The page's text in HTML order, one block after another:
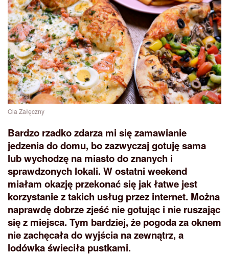
Ola Załęczny
Bardzo rzadko zdarza mi się zamawianie
jedzenia do domu, bo zazwyczaj gotuję sama
lub wychodzę na miasto do znanych i
sprawdzonych lokali. W ostatni weekend
miałam okazję przekonać się jak łatwe jest
korzystanie z takich usług przez internet. Można
naprawdę dobrze zjeść nie gotując i nie ruszając
się z miejsca. Tym bardziej, że pogoda za oknem
nie zachęcała do wyjścia na zewnątrz, a
lodówka świeciła pustkami.